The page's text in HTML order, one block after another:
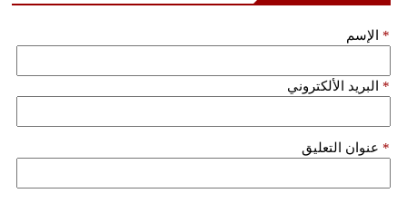
الإسم *
البريد الألكتروني *
عنوان التعليق *